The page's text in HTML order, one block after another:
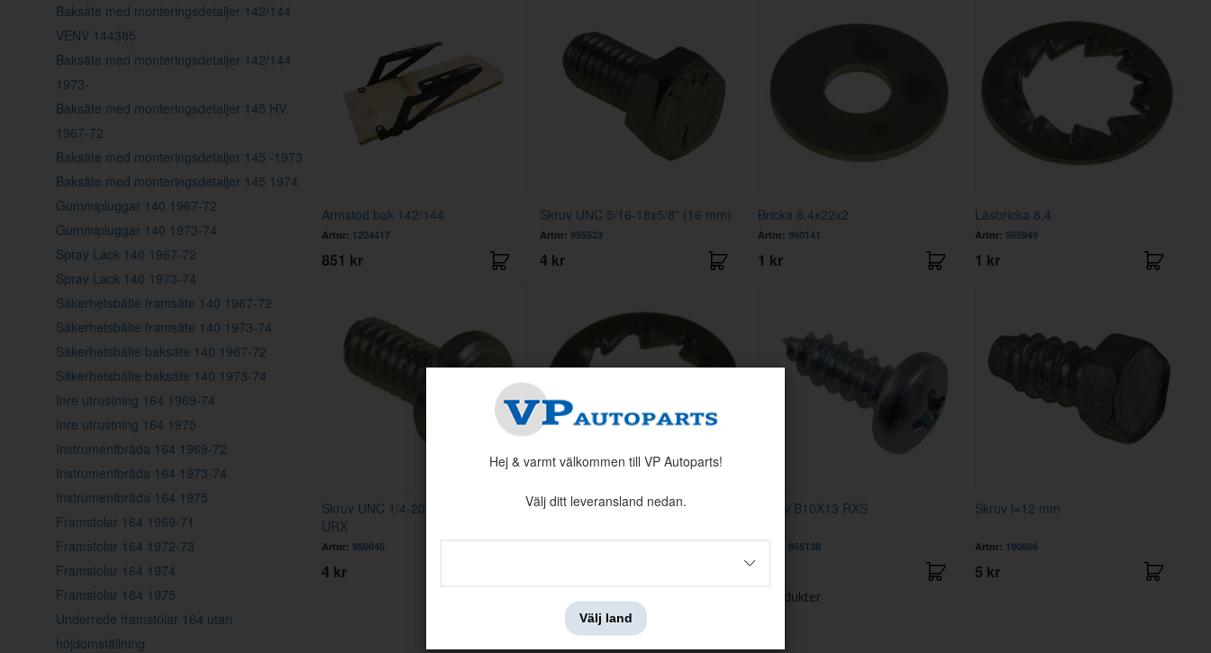
Baksäte med monteringsdetaljer 142/144
VENV 144385
Baksäte med monteringsdetaljer 142/144
1973-
Baksäte med monteringsdetaljer 145 HV
1967-72
Baksäte med monteringsdetaljer 145 -1973
Baksäte med monteringsdetaljer 145 1974
Gummipluggar 140 1967-72
Gummipluggar 140 1973-74
Spray Lack 140 1967-72
Spray Lack 140 1973-74
Säkerhetsbälte framsäte 140 1967-72
Säkerhetsbälte framsäte 140 1973-74
Säkerhetsbälte baksäte 140 1967-72
Säkerhetsbälte baksäte 140 1973-74
Inre utrustning 164 1969-74
Inre utrustning 164 1975
Instrumentbräda 164 1969-72
Instrumentbräda 164 1973-74
Instrumentbräda 164 1975
Framstolar 164 1969-71
Framstolar 164 1972-73
Framstolar 164 1974
Framstolar 164 1975
Underrede framstolar 164 utan
höjdomställning
Armstöd bak 142/144
Artnr: 1224417
851 kr
Skruv UNC 5/16-18x5/8" (16 mm)
Artnr: 955523
4 kr
Bricka 8,4x22x2
Artnr: 960141
1 kr
Låsbricka 8,4
Artnr:955949
1 kr
Skruv UNC 1/4-20x1/2" (13 mm)
URX
Artnr: 950045
4 kr
Tandbricka 6,5x12,1x0,6 mm Skruv B10X13 RXS
955138
Skruv l=12 mm
Artnr: 190666
5 kr
produkter
Hej & varmt välkommen till VP Autoparts!
Välj ditt leveransland nedan.
Välj land